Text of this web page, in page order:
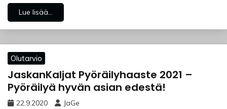
Lue lisää...
Olutarvio
JaskanKaljat Pyöräilyhaaste 2021 –
Pyöräilyä hyvän asian edestä!
22.9.2020 JaGe